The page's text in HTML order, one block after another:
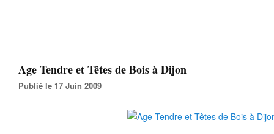
Age Tendre et Têtes de Bois à Dijon
Publié le 17 Juin 2009